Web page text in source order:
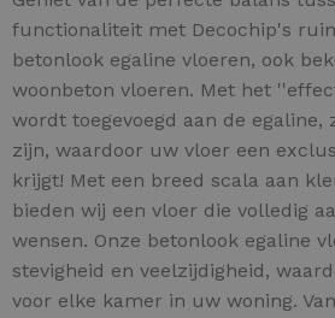
functionaliteit met Decochip's
betonlook egaline vloeren, ook
woonbeton vloeren. Met het
wordt toegevoegd aan de
zijn, waardoor uw vloer een
krijgt! Met een breed scala aan
bieden wij een vloer die volledig
wensen. Onze betonlook egaline
stevigheid en veelzijdigheid,
voor elke kamer in uw woning.